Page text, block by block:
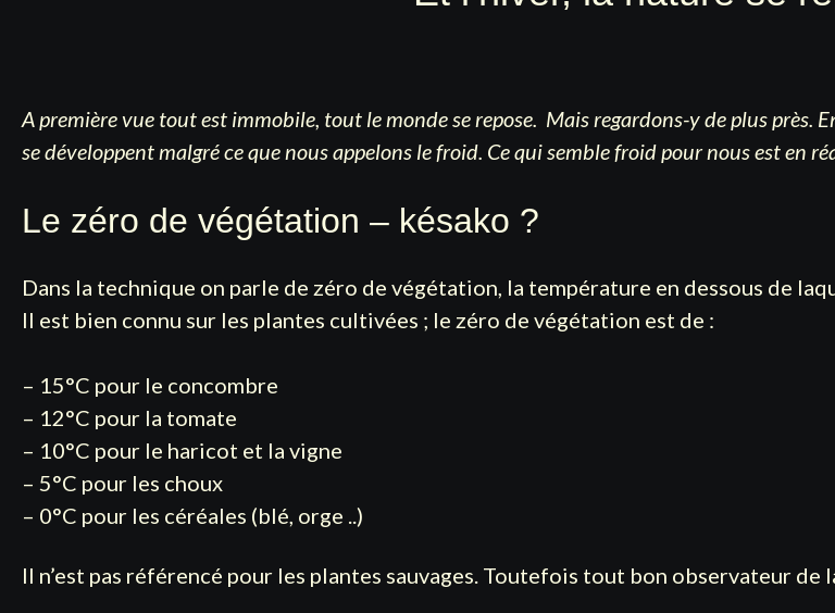
A première vue tout est immobile, tout le monde se repose. Mais regardons-y de plus près.
se développent malgré ce que nous appelons le froid. Ce qui semble froid pour nous est en
Le zéro de végétation – késako ?
Dans la technique on parle de zéro de végétation, la température en dessous de
Il est bien connu sur les plantes cultivées ; le zéro de végétation est de :
– 15°C pour le concombre
– 12°C pour la tomate
– 10°C pour le haricot et la vigne
– 5°C pour les choux
– 0°C pour les céréales (blé, orge ..)
Il n’est pas référencé pour les plantes sauvages. Toutefois tout bon observateur de